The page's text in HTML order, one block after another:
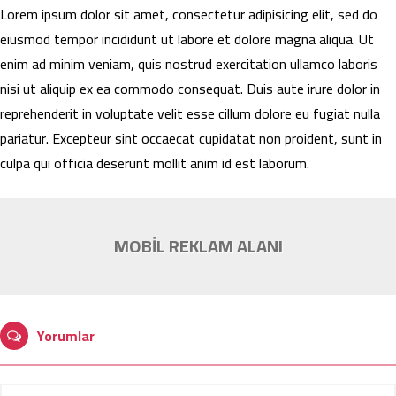
Lorem ipsum dolor sit amet, consectetur adipisicing elit, sed do
eiusmod tempor incididunt ut labore et dolore magna aliqua. Ut
enim ad minim veniam, quis nostrud exercitation ullamco laboris
nisi ut aliquip ex ea commodo consequat. Duis aute irure dolor in
reprehenderit in voluptate velit esse cillum dolore eu fugiat nulla
pariatur. Excepteur sint occaecat cupidatat non proident, sunt in
culpa qui officia deserunt mollit anim id est laborum.
MOBİL REKLAM ALANI
Yorumlar